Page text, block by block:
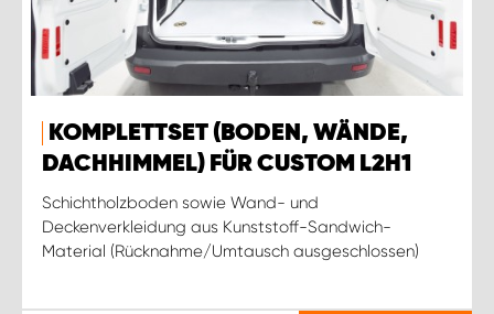
KOMPLETTSET (BODEN, WÄNDE,
DACHHIMMEL) FÜR CUSTOM L2H1
Schichtholzboden sowie Wand- und
Deckenverkleidung aus Kunststoff-Sandwich-
Material (Rücknahme/Umtausch ausgeschlossen)